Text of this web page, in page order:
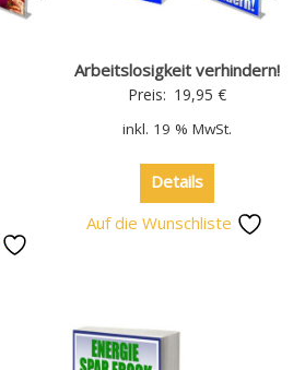
Arbeitslosigkeit verhindern!
Preis: 19,95€
inkl. 19 % MwSt.
Details
Auf die Wunschliste